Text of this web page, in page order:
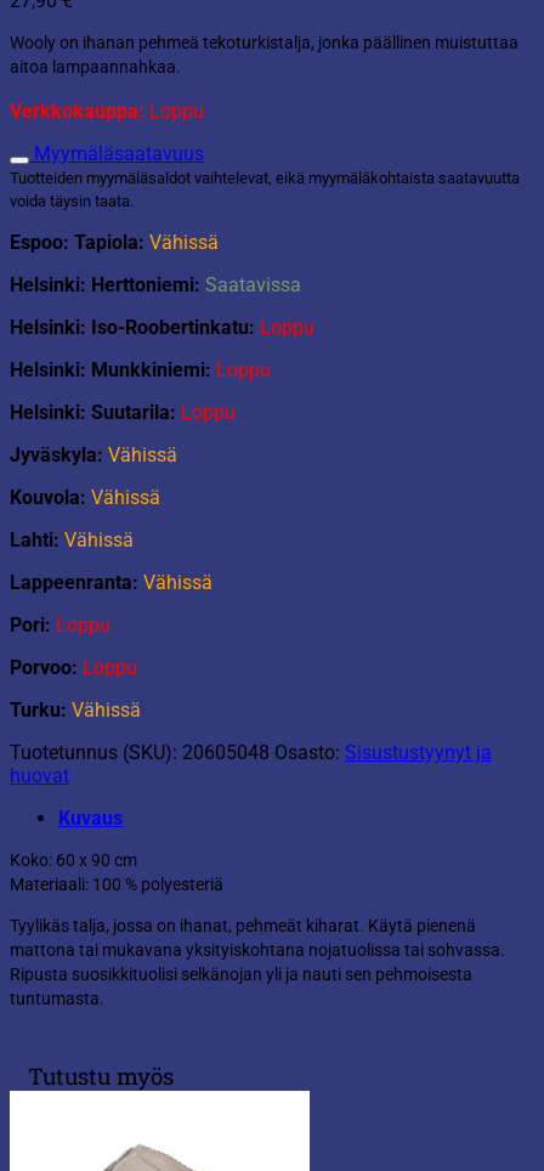
Wooly on ihanan pehmeä tekoturkistalja, jonka päällinen muistuttaa
aitoa lampaannahkaa.
Verkkokauppa: Loppu
Myymäläsaatavuus
Tuotteiden myymäläsaldot vaihtelevat, eikä myymäläkohtaista saatavuutta
voida täysin taata.
Espoo: Tapiola: Vähissä
Helsinki: Herttoniemi: Saatavissa
Helsinki: Iso-Roobertinkatu: Loppu
Helsinki: Munkkiniemi: Loppu
Helsinki: Suutarila: Loppu
Jyväskyla: Vähissä
Kouvola: Vähissä
Lahti: Vähissä
Lappeenranta: Vähissä
Pori: Loppu
Porvoo: Loppu
Turku: Vähissä
Tuotetunnus (SKU): 20605048 Osasto: Sisustustyynyt ja
huovat
Kuvaus
Koko: 60 x 90 cm
Materiaali: 100 % polyesteriä
Tyylikäs talja, jossa on ihanat, pehmeät kiharat. Käytä pienenä
mattona tai mukavana yksityiskohtana nojatuolissa tai sohvassa.
Ripusta suosikkituolisi selkänojan yli ja nauti sen pehmoisesta
tuntumasta.
Tutustu myös